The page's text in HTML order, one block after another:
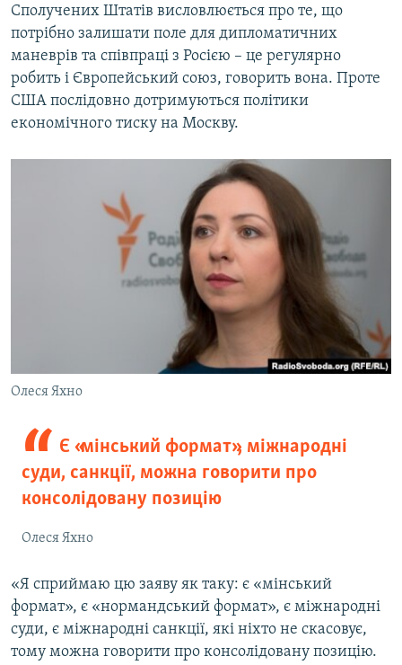
Сполучених Штатів висловлюється про те, що
потрібно залишати поле для дипломатичних
маневрів та співпраці з Росією – це регулярно
робить і Європейський союз, говорить вона. Проте
США послідовно дотримуються політики
економічного тиску на Москву.
Олеся Яхно
Є «мінський формат», міжнародні
суди, санкції, можна говорити про
консолідовану позицію
Олеся Яхно
«Я сприймаю цю заяву як таку: є «мінський
формат», є «нормандський формат», є міжнародні
суди, є міжнародні санкції, які ніхто не скасовує,
тому можна говорити про консолідовану позицію.